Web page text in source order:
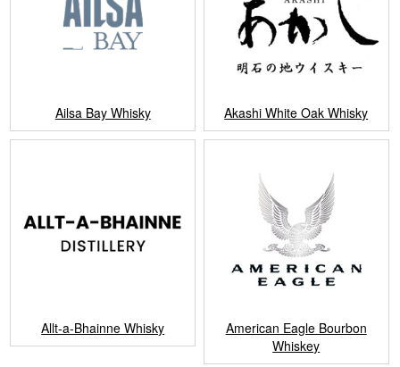
Ailsa Bay Whisky Akashi White Oak Whisky
Allt-a-Bhainne Whisky
American Eagle Bourbon
Whiskey